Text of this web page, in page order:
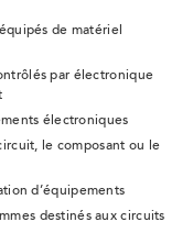
de matériel
par électronique
électroniques
le composant ou le
d’équipements
destinés aux circuits